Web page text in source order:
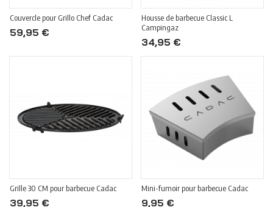
Couvercle pour Grillo Chef Cadac
59,95 €
Housse de barbecue Classic L
Campingaz
34,95 €
Grille 30 CM pour barbecue Cadac
39,95 €
Mini-fumoir pour barbecue Cadac
9,95 €